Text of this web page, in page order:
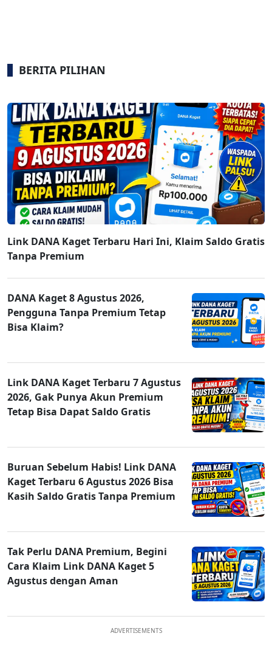
BERITA PILIHAN
Link DANA Kaget Terbaru Hari Ini, Klaim Saldo Gratis
Tanpa Premium
DANA Kaget 8 Agustus 2026,
Pengguna Tanpa Premium Tetap
Bisa Klaim?
Link DANA Kaget Terbaru 7 Agustus
2026, Gak Punya Akun Premium
Tetap Bisa Dapat Saldo Gratis
Buruan Sebelum Habis! Link DANA
Kaget Terbaru 6 Agustus 2026 Bisa
Kasih Saldo Gratis Tanpa Premium
Tak Perlu DANA Premium, Begini
Cara Klaim Link DANA Kaget 5
Agustus dengan Aman
ADVERTISEMENTS